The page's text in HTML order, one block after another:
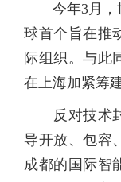
今年3月，
球首个旨在推
际组织。与此
在上海加紧筹建
反对技术封
导开放、包容
成都的国际智